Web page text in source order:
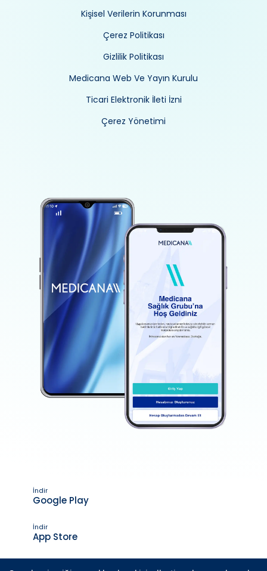
Kişisel Verilerin Korunması
Çerez Politikası
Gizlilik Politikası
Medicana Web Ve Yayın Kurulu
Ticari Elektronik İleti İzni
Çerez Yönetimi
İndir
Google Play
İndir
App Store